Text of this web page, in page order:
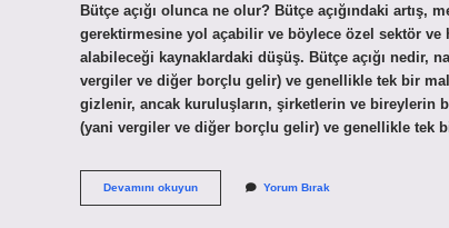
Bütçe açığı olunca ne olur? Bütçe açığındaki artış,
gerektirmesine yol açabilir ve böylece özel sektör ve
alabileceği kaynaklardaki düşüş. Bütçe açığı nedir,
vergiler ve diğer borçlu gelir) ve genellikle tek bir
gizlenir, ancak kuruluşların, şirketlerin ve bireylerin
(yani vergiler ve diğer borçlu gelir) ve genellikle tek
Devamını okuyunDevlet
Bütçe
Yorum Bırak